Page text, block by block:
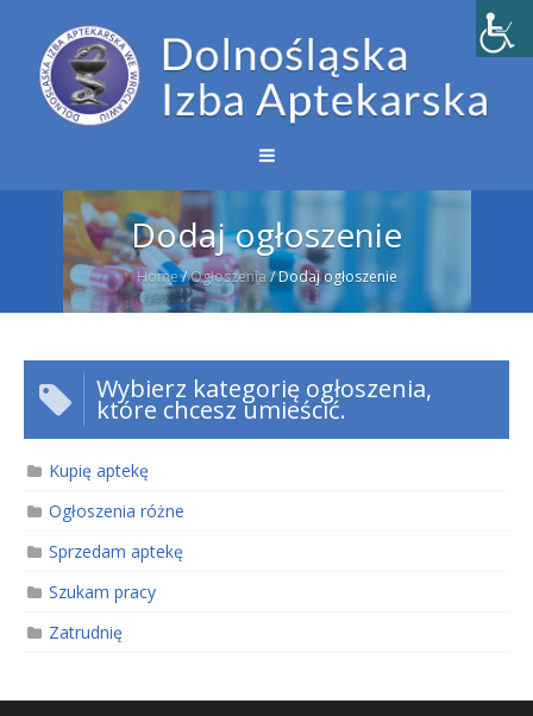
Dodaj ogłoszenie
Home/Ogłoszenia/Dodaj ogłoszenie
Wybierz kategorię ogłoszenia,
które chcesz umieścić.
Kupię aptekę
Ogłoszenia różne
Sprzedam aptekę
Szukam pracy
Zatrudnię